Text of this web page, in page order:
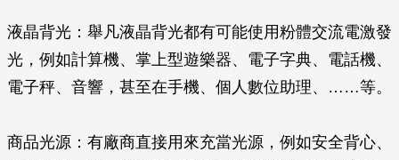
液晶背光 ：舉凡液晶背光都有可能使用粉體交流電激發
光，例如計算機、掌上型遊樂器、電子字典、電話機、
電子秤、音響，甚至在手機、個人數位助理、……等。
商品光源 ：有廠商直接用來充當光源，例如安全背心、